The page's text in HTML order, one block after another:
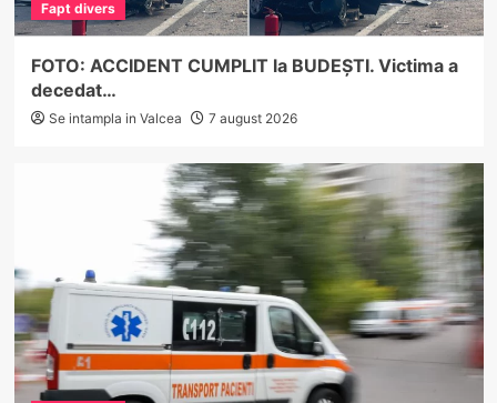
Fapt divers
FOTO: ACCIDENT CUMPLIT la BUDEȘTI. Victima a
decedat…
Se intampla in Valcea 7 august 2026